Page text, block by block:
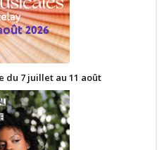
du 7 juillet au 11 août